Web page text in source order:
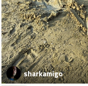
sharkamigo